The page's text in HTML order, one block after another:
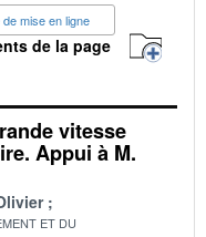
de mise en ligne
de la page
vitesse
Appui à M.
ET DU